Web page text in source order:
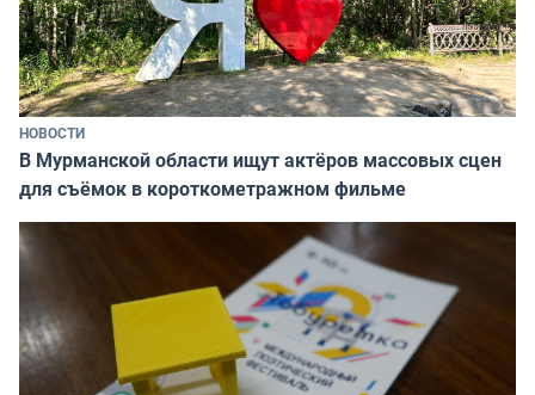
НОВОСТИ
В Мурманской области ищут актёров массовых сцен
для съёмок в короткометражном фильме